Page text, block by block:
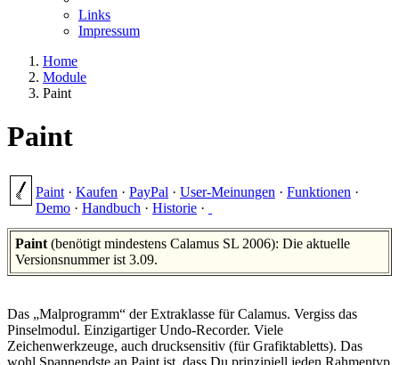
Links
Impressum
Home
Module
Paint
Paint
Paint · Kaufen · PayPal · User-Meinungen · Funktionen ·
Demo · Handbuch · Historie ·
Paint (benötigt mindestens Calamus SL 2006): Die aktuelle
Versionsnummer ist 3.09.
Das Malprogramm
der Extraklasse für Calamus. Vergiss das
Pinselmodul. Einzigartiger Undo-Recorder. Viele
Zeichenwerkzeuge, auch drucksensitiv (für Grafiktabletts). Das
wohl Spannendste an Paint ist, dass Du prinzipiell jeden Rahmentyp